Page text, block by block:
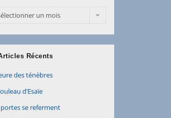
un mois
Récents
des ténèbres
d’Esaïe
portes se referment